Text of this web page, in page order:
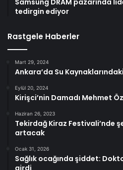
tedirgin ediyor
Rastgele Haberler
Mart 29, 2024
Ankara’da Su
Eylül 20, 2024
Kirişci’nin Damadı Mehmet
Haziran 26, 2023
Tekirdağ Kiraz Festivali’nde
artacak
Ocak 31, 2026
Sağlık ocağında şiddet:
girdi